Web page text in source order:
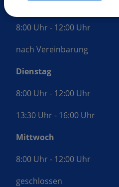
8:00 Uhr - 12:00 Uhr
nach Vereinbarung
Dienstag
8:00 Uhr - 12:00 Uhr
13:30 Uhr - 16:00 Uhr
Mittwoch
8:00 Uhr - 12:00 Uhr
geschlossen